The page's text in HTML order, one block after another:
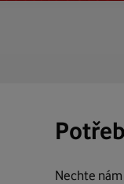
Nechte